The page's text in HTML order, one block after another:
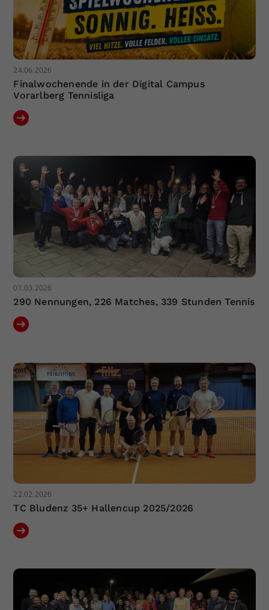
24.06.2026
Finalwochenende in der Digital Campus
Vorarlberg Tennisliga
01.03.2026
290 Nennungen, 226 Matches, 339 Stunden Tennis
22.02.2026
TC Bludenz 35+ Hallencup 2025/2026